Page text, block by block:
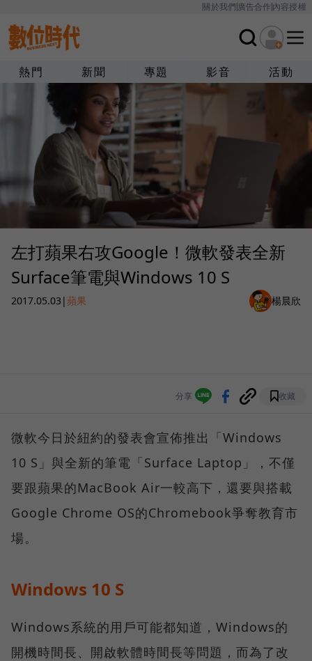
關於我們廣告合作內容授權
熱門 新聞 專題 影音 活動
左打蘋果右攻Google！微軟發表全新
Surface筆電與Windows 10 S
2017.05.03 |蘋果 楊晨欣
分享 收藏
微軟今日於紐約的發表會宣佈推出「Windows
10 S」與全新的筆電「Surface Laptop」，不僅
要跟蘋果的MacBook Air一較高下，還要與搭載
Google Chrome OS的Chromebook爭奪教育市
場。
Windows 10 S
Windows系統的用戶可能都知道，Windows的
開機時間長、開啟軟體時間長等問題，而為了改